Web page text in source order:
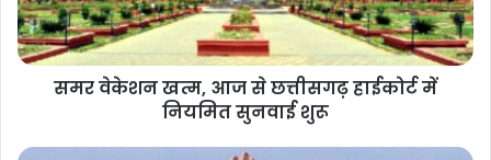
समर वेकेशन खत्म, आज से छत्तीसगढ़ हाईकोर्ट में
नियमित सुनवाई शुरू